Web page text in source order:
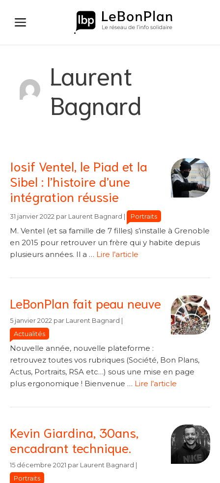
contenu
Laurent
Bagnard
Iosif Ventel, le Piad et la
Sibel : l’histoire d’une
intégration réussie
31 janvier 2022 par Laurent Bagnard Catégories
Catégories
Portraits
M. Ventel (et sa famille de 7 filles) s’installe à Grenoble
en 2015 pour retrouver un frère qui y habite depuis
plusieurs années. Il a … Lire l’article
LeBonPlan fait peau neuve
5 janvier 2022 par Laurent Bagnard
Actualités
Nouvelle année, nouvelle plateforme :
retrouvez toutes vos rubriques (Société, Bon Plans,
Actus, Portraits, RSA etc…) sous une mise en page
plus ergonomique ! Bienvenue … Lire l’article
Kevin Giardina, 30ans,
encadrant technique.
15 décembre 2021 par Laurent Bagnard Catégories
Catégories
Portraits